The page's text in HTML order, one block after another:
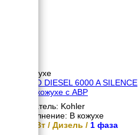
В кожухе
SDMO DIESEL 6000 A SILENCE
C5 в кожухе с АВР
Двигатель: Kohler
Исполнение: В кожухе
4.4 кВт / Дизель / 1 фаза